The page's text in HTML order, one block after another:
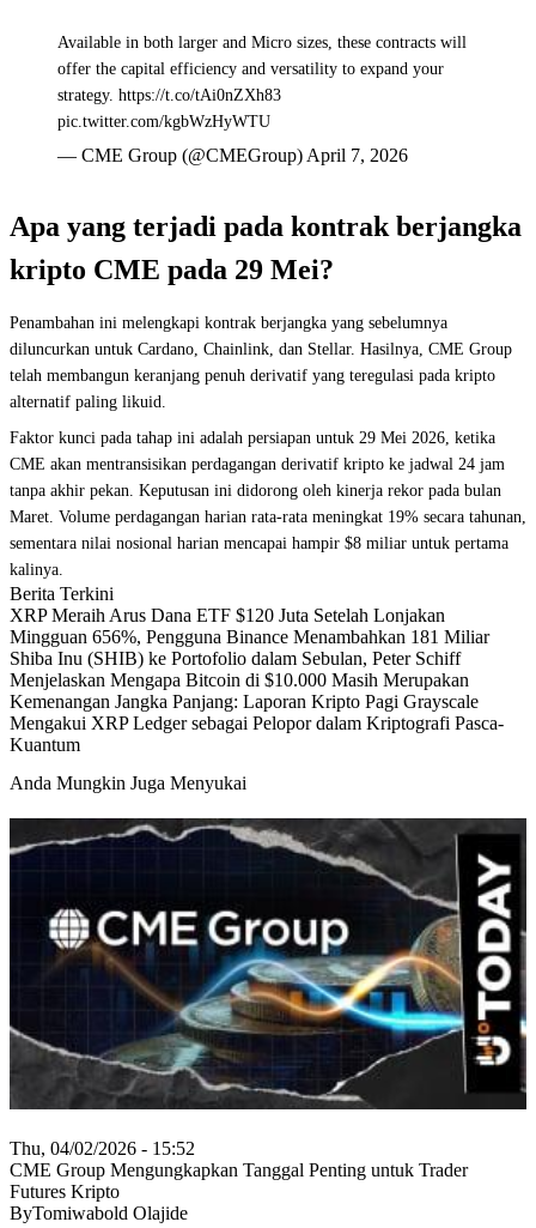
Available in both larger and Micro sizes, these contracts will
offer the capital efficiency and versatility to expand your
strategy. https://t.co/tAi0nZXh83
pic.twitter.com/kgbWzHyWTU
— CME Group (@CMEGroup) April 7, 2026
Apa yang terjadi pada kontrak berjangka
kripto CME pada 29 Mei?
Penambahan ini melengkapi kontrak berjangka yang sebelumnya
diluncurkan untuk Cardano, Chainlink, dan Stellar. Hasilnya, CME Group
telah membangun keranjang penuh derivatif yang teregulasi pada kripto
alternatif paling likuid.
Faktor kunci pada tahap ini adalah persiapan untuk 29 Mei 2026, ketika
CME akan mentransisikan perdagangan derivatif kripto ke jadwal 24 jam
tanpa akhir pekan. Keputusan ini didorong oleh kinerja rekor pada bulan
Maret. Volume perdagangan harian rata-rata meningkat 19% secara tahunan,
sementara nilai nosional harian mencapai hampir $8 miliar untuk pertama
kalinya.
Berita Terkini
XRP Meraih Arus Dana ETF $120 Juta Setelah Lonjakan
Mingguan 656%, Pengguna Binance Menambahkan 181 Miliar
Shiba Inu (SHIB) ke Portofolio dalam Sebulan, Peter Schiff
Menjelaskan Mengapa Bitcoin di $10.000 Masih Merupakan
Kemenangan Jangka Panjang: Laporan Kripto Pagi Grayscale
Mengakui XRP Ledger sebagai Pelopor dalam Kriptografi Pasca-
Kuantum
Anda Mungkin Juga Menyukai
Thu, 04/02/2026 - 15:52
CME Group Mengungkapkan Tanggal Penting untuk Trader
Futures Kripto
ByTomiwabold Olajide